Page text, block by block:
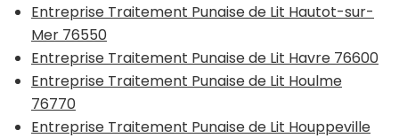
Entreprise Traitement Punaise de Lit Hautot-sur-
Mer 76550
Entreprise Traitement Punaise de Lit Havre 76600
Entreprise Traitement Punaise de Lit Houlme
76770
Entreprise Traitement Punaise de Lit Houppeville